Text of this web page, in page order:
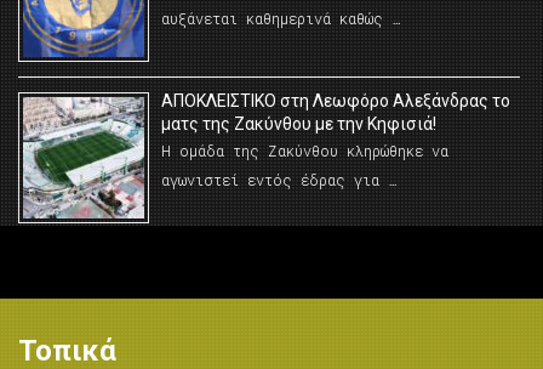
αυξάνεται καθημερινά καθώς …
AΠΟΚΛΕΙΣΤΙΚΟ στη Λεωφόρο Αλεξάνδρας το
ματς της Ζακύνθου με την Κηφισιά!
Η ομάδα της Ζακύνθου κληρώθηκε να
αγωνιστεί εντός έδρας για …
Τοπικά